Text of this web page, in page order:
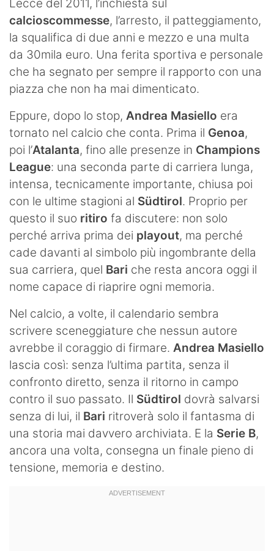
Lecce del 2011, l’inchiesta sul
calcioscommesse, l’arresto, il patteggiamento,
la squalifica di due anni e mezzo e una multa
da 30mila euro. Una ferita sportiva e personale
che ha segnato per sempre il rapporto con una
piazza che non ha mai dimenticato.
Eppure, dopo lo stop, Andrea Masiello era
tornato nel calcio che conta. Prima il Genoa,
poi l’Atalanta, fino alle presenze in Champions
League: una seconda parte di carriera lunga,
intensa, tecnicamente importante, chiusa poi
con le ultime stagioni al Südtirol. Proprio per
questo il suo ritiro fa discutere: non solo
perché arriva prima dei playout, ma perché
cade davanti al simbolo più ingombrante della
sua carriera, quel Bari che resta ancora oggi il
nome capace di riaprire ogni memoria.
Nel calcio, a volte, il calendario sembra
scrivere sceneggiature che nessun autore
avrebbe il coraggio di firmare. Andrea Masiello
lascia così: senza l’ultima partita, senza il
confronto diretto, senza il ritorno in campo
contro il suo passato. Il Südtirol dovrà salvarsi
senza di lui, il Bari ritroverà solo il fantasma di
una storia mai davvero archiviata. E la Serie B,
ancora una volta, consegna un finale pieno di
tensione, memoria e destino.